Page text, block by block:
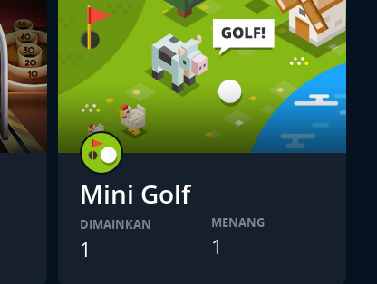
Mini Golf
DIMAINKAN
1
MENANG
1